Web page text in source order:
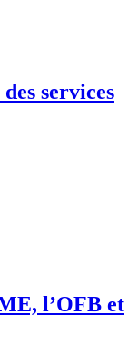
services
l’OFB et